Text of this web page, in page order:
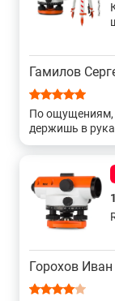
Гамилов
По ощущениям,
держишь в
Горохов Иван